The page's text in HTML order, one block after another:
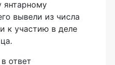
янтарному
вывели из числа
к участию в деле
ответ